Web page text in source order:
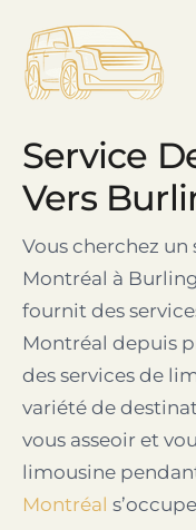
Service
Vers
Vous cherchez
Montréal à
fournit des
Montréal depuis
des services de
variété de
vous asseoir et
limousine
Montréal